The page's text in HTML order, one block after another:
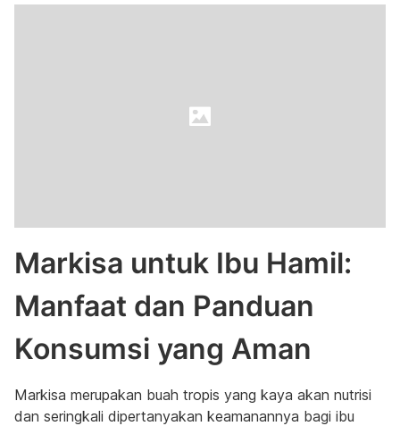
Markisa untuk Ibu Hamil:
Manfaat dan Panduan
Konsumsi yang Aman
Markisa merupakan buah tropis yang kaya akan nutrisi
dan seringkali dipertanyakan keamanannya bagi ibu